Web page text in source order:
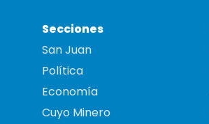
Secciones
San Juan
Política
Economía
Cuyo Minero